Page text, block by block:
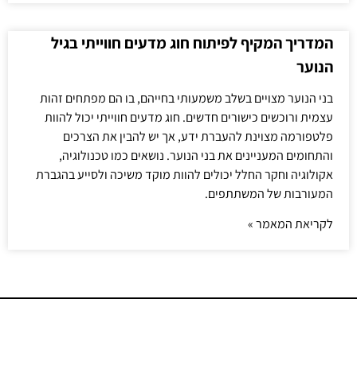
המדריך המקיף לפיתוח חוג מדעים חווייתי בגיל
הנוער
בני הנוער מצויים בשלב משמעותי בחייהם, בו הם מפתחים זהות
עצמית ורוכשים כישורים חדשים. חוג מדעים חווייתי יכול להוות
פלטפורמה מצוינת להעברת ידע, אך יש להבין את הצרכים
והתחומים המעניינים את בני הנוער. נושאים כמו טכנולוגיה,
אקולוגיה וחקר החלל יכולים להוות מוקד משיכה ולסייע בהגברת
המעורבות של המשתתפים.
לקריאת המאמר »